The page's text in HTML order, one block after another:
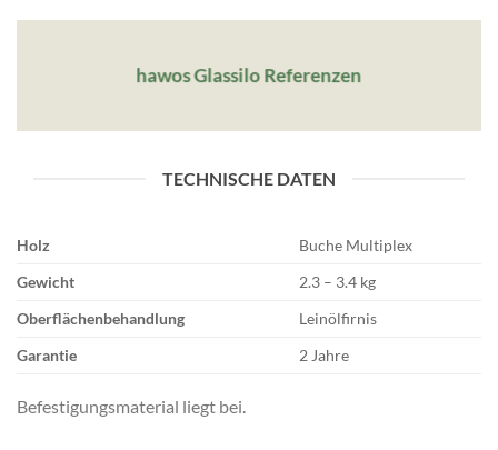
hawos Glassilo Referenzen
TECHNISCHE DATEN
Holz
Buche Multiplex
Gewicht
2.3 – 3.4 kg
Oberflächenbehandlung
Leinölfirnis
Garantie
2 Jahre
Befestigungsmaterial liegt bei.